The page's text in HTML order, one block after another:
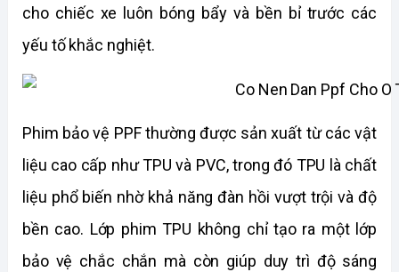
cho chiếc xe luôn bóng bẩy và bền bỉ trước các
yếu tố khắc nghiệt.
Phim bảo vệ PPF thường được sản xuất từ các vật
liệu cao cấp như TPU và PVC, trong đó TPU là chất
liệu phổ biến nhờ khả năng đàn hồi vượt trội và độ
bền cao. Lớp phim TPU không chỉ tạo ra một lớp
bảo vệ chắc chắn mà còn giúp duy trì độ sáng